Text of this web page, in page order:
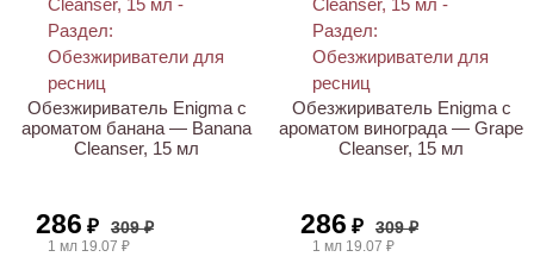
Обезжириватель Enigma с
ароматом банана — Banana
Cleanser, 15 мл
286 ₽ 309 ₽
1 мл 19.07 ₽
Обезжириватель Enigma с
ароматом винограда — Grape
Cleanser, 15 мл
286 ₽ 309 ₽
1 мл 19.07 ₽